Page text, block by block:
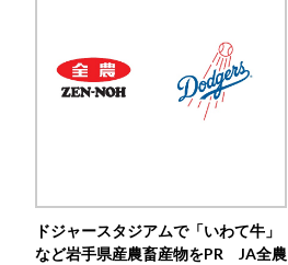
ドジャースタジアムで「いわて牛」
など岩手県産農畜産物をPR JA全農